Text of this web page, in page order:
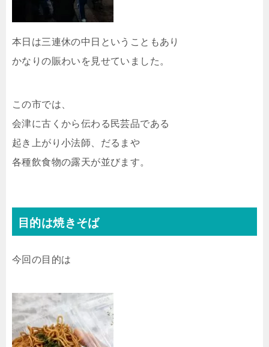
本日は三連休の中日ということもあり
かなりの賑わいを見せていました。
この市では、
会津に古くから伝わる民芸品である
起き上がり小法師、だるまや
各種飲食物の露天が並びます。
目的は焼きそば
今回の目的は